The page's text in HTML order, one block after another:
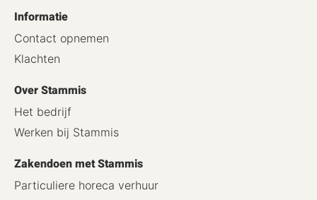
Informatie
Contact opnemen
Klachten
Over Stammis
Het bedrijf
Werken bij Stammis
Zakendoen met Stammis
Particuliere horeca verhuur